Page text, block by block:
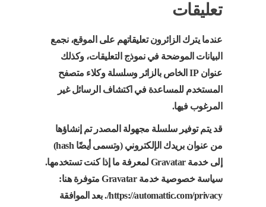
تعليقات
عندما يترك الزائرون تعليقاتهم على الموقع، نجمع
البيانات الموضحة في نموذج التعليقات، وكذلك
عنوان IP الخاص بالزائر وسلسلة وكلاء متصفح
المستخدم للمساعدة في اكتشاف الرسائل غير
المرغوب فيها.
قد يتم توفير سلسلة مجهولة المصدر تم إنشاؤها
من عنوان بريدك الإلكتروني (وتسمى أيضًا hash)
إلى خدمة Gravatar لمعرفة ما إذا كنت تستخدمها.
سياسة خصوصية خدمة Gravatar متوفرة هنا:
https://automattic.com/privacy/. بعد الموافقة